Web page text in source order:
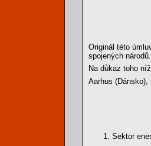
Originál této
spojených národů.
Na důkaz toho
Aarhus
Sektor